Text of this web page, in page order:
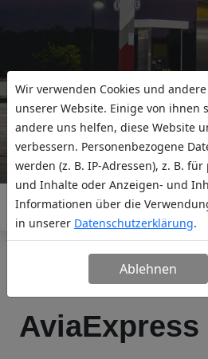
AviaExpress
Wir verwenden Cookies und
unserer Website. Einige von ihnen
andere uns helfen, diese Website
verbessern. Personenbezogene
werden (z. B. IP-Adressen), z. B.
und Inhalte oder Anzeigen- und
Informationen über die
in unserer Datenschutzerklärung.
Ablehnen